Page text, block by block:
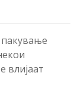
влијаат